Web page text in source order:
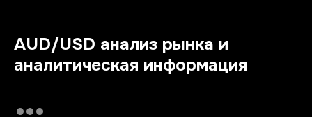
AUD/USD анализ рынка и
аналитическая информация